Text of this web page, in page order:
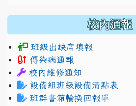
校內通報
班級出缺席填報
傳染病通報
校內維修通知
設備組班級設備清點表
班群書箱輪換回報單